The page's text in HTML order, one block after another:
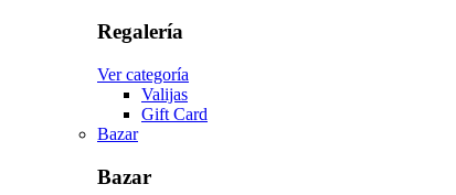
Regalería
Ver categoría
Valijas
Gift Card
Bazar
Bazar